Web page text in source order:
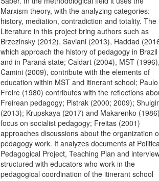
Marxism theory, with the analyzing categories:
history, mediation, contradiction and totality. The
Literature in this project bring authors such as
Brzezinsky (2012), Saviani (2013), Haddad
which approach the history of pedagogy in Brazil
and in Paraná state; Caldart (2004), MST
Camini (2009), contribute with the elements of
education within MST and itinerant school; Paulo
Freire (1980) contributes with the reflections
Freirean pedagogy; Pistrak (2000; 2009);
(2013); Krupskaya (2017) and Makarenko
focus on socialist pedagogy; Freitas (2001)
approaches discussions about the organization
pedagogy work. It analyzes documents at
Pedagogical Project, Teaching Plan and
structured with educators who work in the
pedagogical coordination of the itinerant school